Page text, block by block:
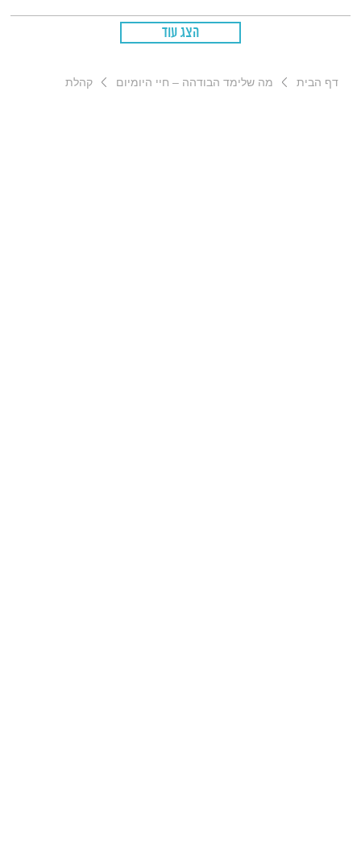
הצג עוד
דף הבית מה שלימד הבודהה – חיי היומיום קהלת